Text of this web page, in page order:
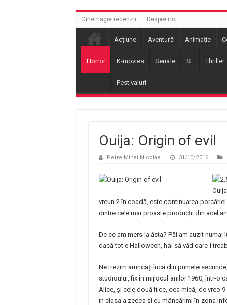
Cinemagie recenzii Despre noi
Acțiune Aventură Animație
Horror K-movies Seriale SF Thriller
Festivaluri
Ouija: Origin of evil
Petre Mihai Nicolae 31/10/2016
vreun 2 în coadă, este continuarea
dintre cele mai proaste producții din acel
De ce am mers la ăsta? Păi am auzit numai
dacă tot e Halloween, hai să văd care-i
Ne trezim aruncați încă din primele
studioului, fix în mijlocul anilor 1960, într-o
Alice, și cele două fiice, cea mică, de vreo 9
în clasa a zecea și cu mâncărimi în zona